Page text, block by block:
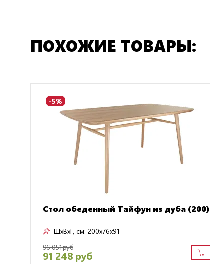
ПОХОЖИЕ ТОВАРЫ:
-5%
Стол обеденный Тайфун из дуба (200)
ШxВxГ, см: 200x76x91
96 051 руб
91 248 руб